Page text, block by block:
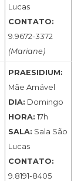
Lucas
CONTATO:
9.9672-3372
(Mariane)
PRAESIDIUM:
Mãe Amável
DIA: Domingo
HORA: 17h
SALA: Sala São
Lucas
CONTATO:
9.8191-8405